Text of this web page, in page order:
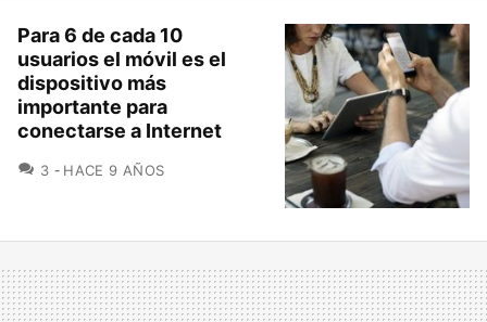
Para 6 de cada 10
usuarios el móvil es el
dispositivo más
importante para
conectarse a Internet
3 COMENTARIOS
HACE 9 AÑOS